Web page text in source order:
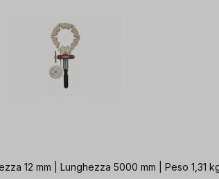
12 mm | Lunghezza 5000 mm | Peso 1,31